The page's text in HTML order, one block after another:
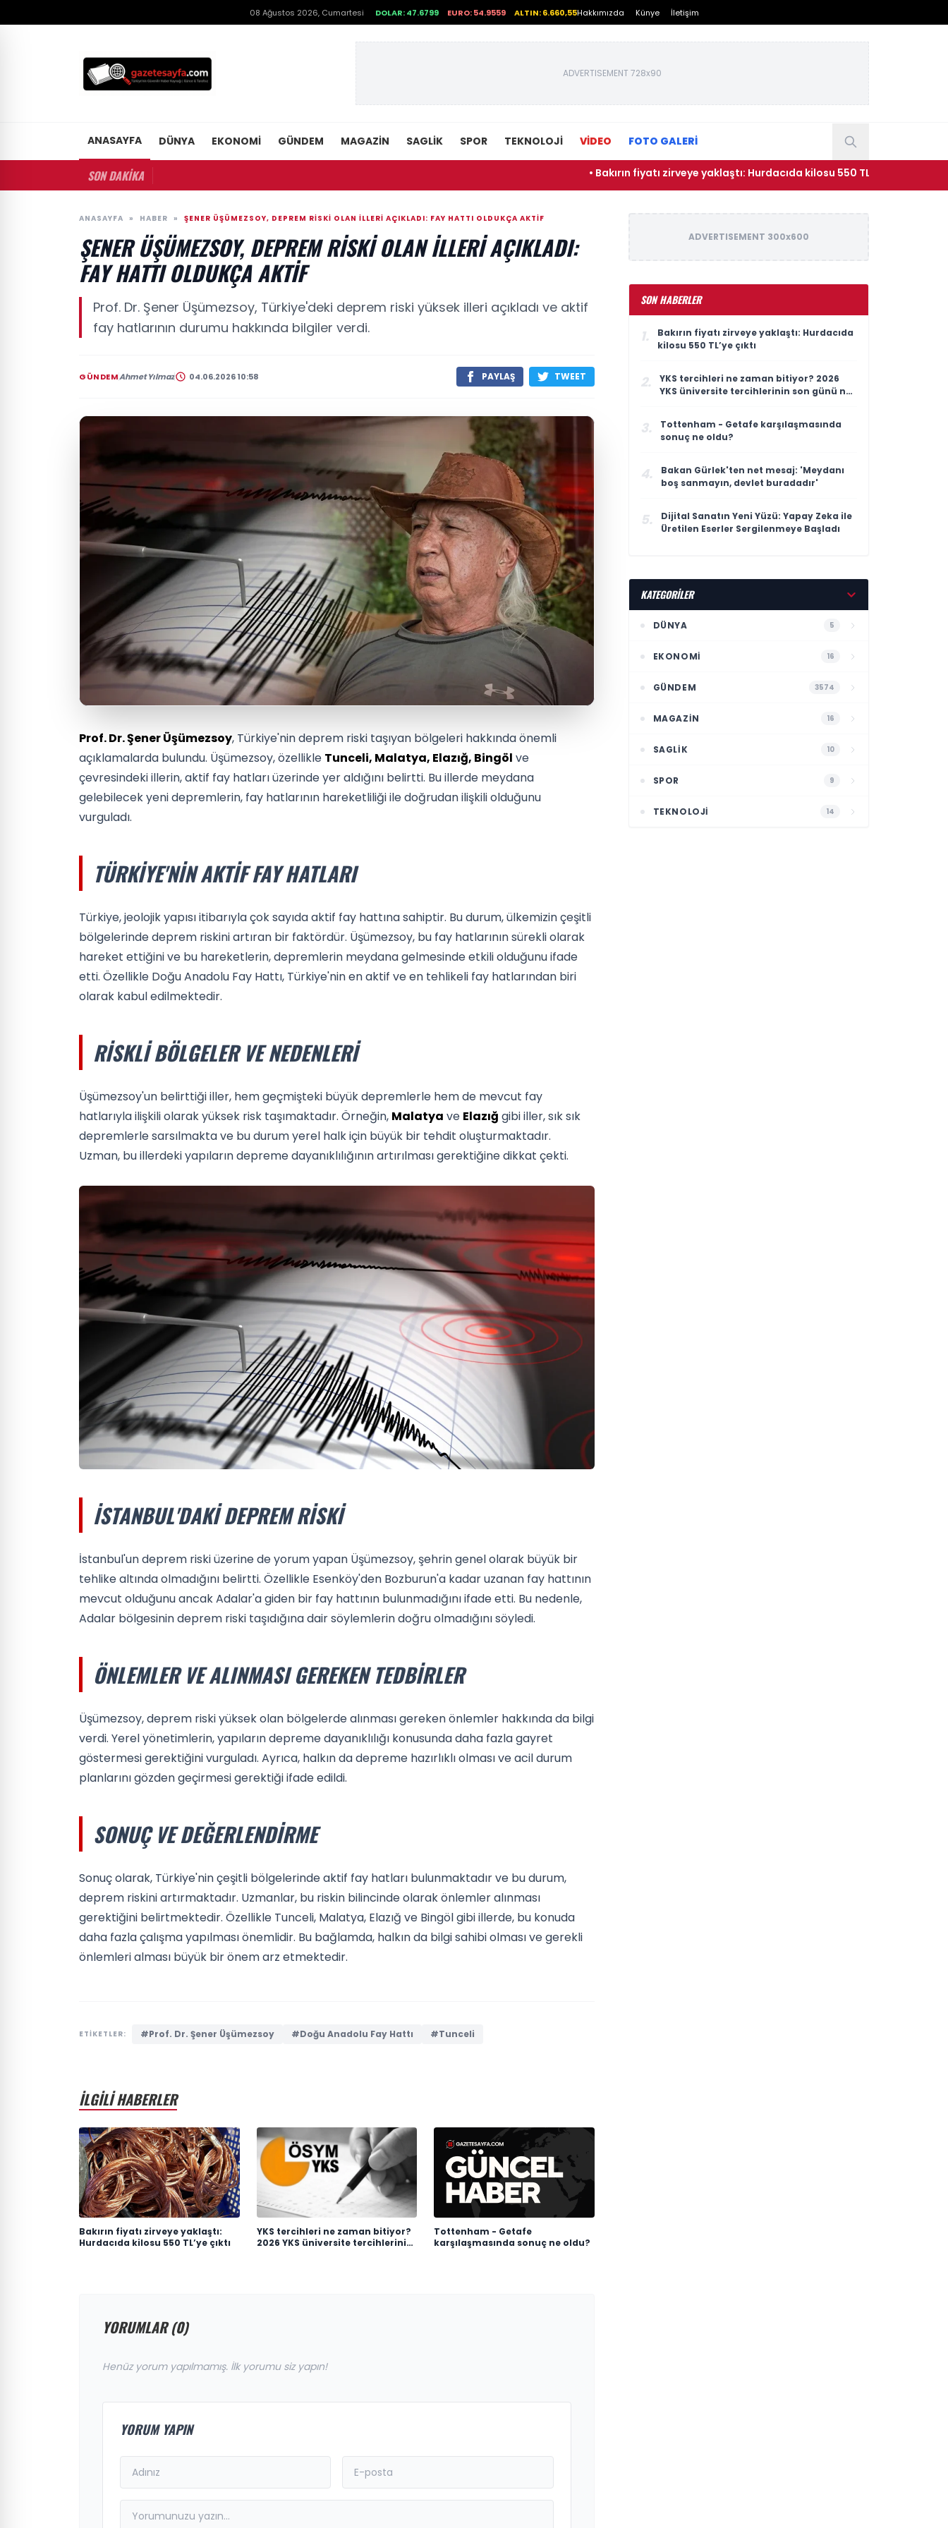
08 Ağustos 2026, Cumartesi DOLAR: 47.6799 EURO: 54.9559 ALTIN: 6.660,55Hakkımızda Künye İletişim
ADVERTISEMENT 728x90
ANASAYFA DÜNYA EKONOMI GÜNDEM MAGAZIN SAGLIK SPOR TEKNOLOJI VİDEO FOTO GALERİ
SON DAKİKA • Bakırın fiyatı zirveye yaklaştı: Hurdacıda kilosu 550 TL’ye çıktı
ANASAYFA » HABER » ŞENER ÜŞÜMEZSOY, DEPREM RISKI OLAN ILLERI AÇIKLADI: FAY HATTI OLDUKÇA AKTIF
ŞENER ÜŞÜMEZSOY, DEPREM RISKI OLAN ILLERI AÇIKLADI:
FAY HATTI OLDUKÇA AKTIF
Prof. Dr. Şener Üşümezsoy, Türkiye'deki deprem riski yüksek illeri açıkladı ve aktif
fay hatlarının durumu hakkında bilgiler verdi.
GÜNDEMAhmet Yılmaz 04.06.2026 10:58 PAYLAŞ TWEET
Prof. Dr. Şener Üşümezsoy, Türkiye'nin deprem riski taşıyan bölgeleri hakkında önemli
açıklamalarda bulundu. Üşümezsoy, özellikle Tunceli, Malatya, Elazığ, Bingöl ve
çevresindeki illerin, aktif fay hatları üzerinde yer aldığını belirtti. Bu illerde meydana
gelebilecek yeni depremlerin, fay hatlarının hareketliliği ile doğrudan ilişkili olduğunu
vurguladı.
TÜRKIYE'NIN AKTIF FAY HATLARI
Türkiye, jeolojik yapısı itibarıyla çok sayıda aktif fay hattına sahiptir. Bu durum, ülkemizin çeşitli
bölgelerinde deprem riskini artıran bir faktördür. Üşümezsoy, bu fay hatlarının sürekli olarak
hareket ettiğini ve bu hareketlerin, depremlerin meydana gelmesinde etkili olduğunu ifade
etti. Özellikle Doğu Anadolu Fay Hattı, Türkiye'nin en aktif ve en tehlikeli fay hatlarından biri
olarak kabul edilmektedir.
RISKLI BÖLGELER VE NEDENLERI
Üşümezsoy'un belirttiği iller, hem geçmişteki büyük depremlerle hem de mevcut fay
hatlarıyla ilişkili olarak yüksek risk taşımaktadır. Örneğin, Malatya ve Elazığ gibi iller, sık sık
depremlerle sarsılmakta ve bu durum yerel halk için büyük bir tehdit oluşturmaktadır.
Uzman, bu illerdeki yapıların depreme dayanıklılığının artırılması gerektiğine dikkat çekti.
İSTANBUL'DAKI DEPREM RISKI
İstanbul'un deprem riski üzerine de yorum yapan Üşümezsoy, şehrin genel olarak büyük bir
tehlike altında olmadığını belirtti. Özellikle Esenköy'den Bozburun'a kadar uzanan fay hattının
mevcut olduğunu ancak Adalar'a giden bir fay hattının bulunmadığını ifade etti. Bu nedenle,
Adalar bölgesinin deprem riski taşıdığına dair söylemlerin doğru olmadığını söyledi.
ÖNLEMLER VE ALINMASI GEREKEN TEDBIRLER
Üşümezsoy, deprem riski yüksek olan bölgelerde alınması gereken önlemler hakkında da bilgi
verdi. Yerel yönetimlerin, yapıların depreme dayanıklılığı konusunda daha fazla gayret
göstermesi gerektiğini vurguladı. Ayrıca, halkın da depreme hazırlıklı olması ve acil durum
planlarını gözden geçirmesi gerektiği ifade edildi.
SONUÇ VE DEĞERLENDIRME
Sonuç olarak, Türkiye'nin çeşitli bölgelerinde aktif fay hatları bulunmaktadır ve bu durum,
deprem riskini artırmaktadır. Uzmanlar, bu riskin bilincinde olarak önlemler alınması
gerektiğini belirtmektedir. Özellikle Tunceli, Malatya, Elazığ ve Bingöl gibi illerde, bu konuda
daha fazla çalışma yapılması önemlidir. Bu bağlamda, halkın da bilgi sahibi olması ve gerekli
önlemleri alması büyük bir önem arz etmektedir.
ETİKETLER: #Prof. Dr. Şener Üşümezsoy #Doğu Anadolu Fay Hattı #Tunceli
İLGİLİ HABERLER
Bakırın fiyatı zirveye yaklaştı:
Hurdacıda kilosu 550 TL’ye çıktı
YKS tercihleri ne zaman bitiyor?
2026 YKS üniversite tercihlerinin
Tottenham - Getafe
karşılaşmasında sonuç ne oldu?
YORUMLAR (0)
Henüz yorum yapılmamış. İlk yorumu siz yapın!
YORUM YAPIN
ADVERTISEMENT 300x600
SON HABERLER
1.
Bakırın fiyatı zirveye yaklaştı: Hurdacıda
kilosu 550 TL’ye çıktı
2.
YKS tercihleri ne zaman bitiyor? 2026
YKS üniversite tercihlerinin son günü ne
3.
Tottenham - Getafe karşılaşmasında
sonuç ne oldu?
4.
Bakan Gürlek'ten net mesaj: 'Meydanı
boş sanmayın, devlet buradadır'
5.
Dijital Sanatın Yeni Yüzü: Yapay Zeka ile
Üretilen Eserler Sergilenmeye Başladı
KATEGORİLER
DÜNYA 5
EKONOMI 16
GÜNDEM 3574
MAGAZIN 16
SAGLIK 10
SPOR 9
TEKNOLOJI 14